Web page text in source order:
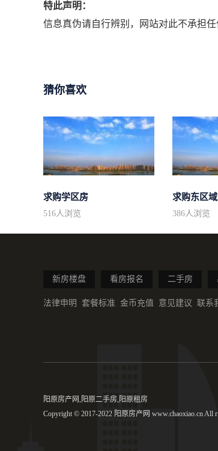
特此声明：
信息真伪请自行辨别，网站对此不承担
猜你喜欢
求购学区房
516人浏览 386人浏览
新房楼盘 看房报名 二手房
法律申明 套餐标准 金币充值 意见建议 联系
阳原房产网,阳原二手房,阳原租房
Copyright © 2017-2022 阳原房产网 www.chaoxiao.cn All